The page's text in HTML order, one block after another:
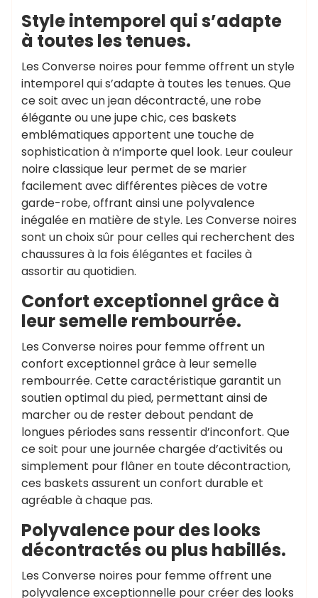
Style intemporel qui s’adapte
à toutes les tenues.
Les Converse noires pour femme offrent un style
intemporel qui s’adapte à toutes les tenues. Que
ce soit avec un jean décontracté, une robe
élégante ou une jupe chic, ces baskets
emblématiques apportent une touche de
sophistication à n’importe quel look. Leur couleur
noire classique leur permet de se marier
facilement avec différentes pièces de votre
garde-robe, offrant ainsi une polyvalence
inégalée en matière de style. Les Converse noires
sont un choix sûr pour celles qui recherchent des
chaussures à la fois élégantes et faciles à
assortir au quotidien.
Confort exceptionnel grâce à
leur semelle rembourrée.
Les Converse noires pour femme offrent un
confort exceptionnel grâce à leur semelle
rembourrée. Cette caractéristique garantit un
soutien optimal du pied, permettant ainsi de
marcher ou de rester debout pendant de
longues périodes sans ressentir d’inconfort. Que
ce soit pour une journée chargée d’activités ou
simplement pour flâner en toute décontraction,
ces baskets assurent un confort durable et
agréable à chaque pas.
Polyvalence pour des looks
décontractés ou plus habillés.
Les Converse noires pour femme offrent une
polyvalence exceptionnelle pour créer des looks